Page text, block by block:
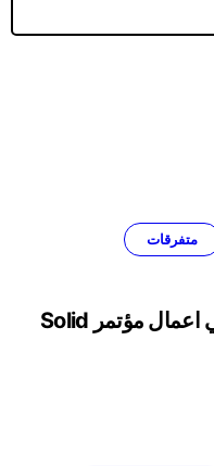
متفرقات
وفد لبناني اقتصادي شارك في اعمال مؤتمر Solid